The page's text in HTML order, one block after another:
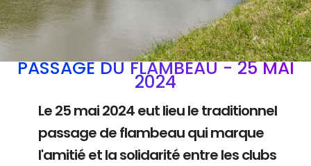
PASSAGE DU FLAMBEAU - 25 MAI
2024
Le 25 mai 2024 eut lieu le traditionnel
passage de flambeau qui marque
l'amitié et la solidarité entre les clubs